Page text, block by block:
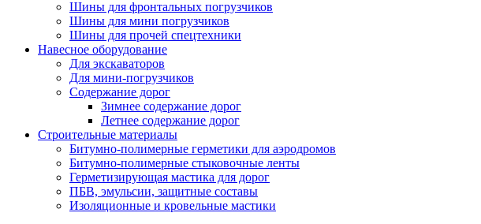
Шины для фронтальных погрузчиков
Шины для мини погрузчиков
Шины для прочей спецтехники
Навесное оборудование
Для экскаваторов
Для мини-погрузчиков
Содержание дорог
Зимнее содержание дорог
Летнее содержание дорог
Строительные материалы
Битумно-полимерные герметики для аэродромов
Битумно-полимерные стыковочные ленты
Герметизирующая мастика для дорог
ПБВ, эмульсии, защитные составы
Изоляционные и кровельные мастики